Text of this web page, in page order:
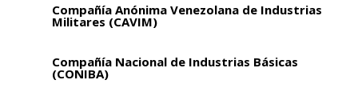
Compañía Anónima Venezolana de Industrias
Militares (CAVIM)
Compañía Nacional de Industrias Básicas
(CONIBA)